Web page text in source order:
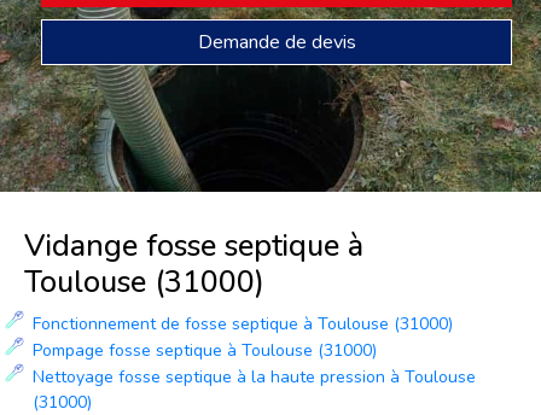
Demande de devis
Vidange fosse septique à
Toulouse (31000)
Fonctionnement de fosse septique à Toulouse (31000)
Pompage fosse septique à Toulouse (31000)
Nettoyage fosse septique à la haute pression à Toulouse
(31000)